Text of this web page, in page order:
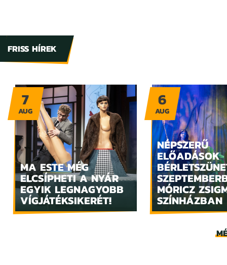
FRISS HÍREK
MA ESTE MÉG
ELCSÍPHETI A NYÁR
EGYIK LEGNAGYOBB
VÍGJÁTÉKSIKERÉT!
7
AUG
NÉPSZERŰ
ELŐADÁSOK
MÓRICZ
SZÍNHÁZBAN
6
AUG